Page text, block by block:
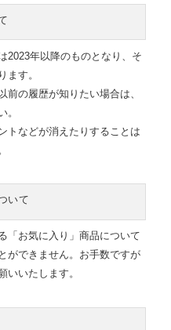
2023年以降のものとなり、そ
ます。
前の履歴が知りたい場合は、
。
トなどが消えたりすることは
いて
「お気に入り」商品について
ができません。お手数ですが
いいたします。